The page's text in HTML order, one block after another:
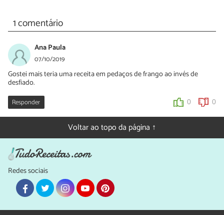
1 comentário
Ana Paula
07/10/2019
Gostei mais teria uma receita em pedaços de frango ao invés de
desfiado.
Responder 0 0
Voltar ao topo da página ↑
Redes sociais